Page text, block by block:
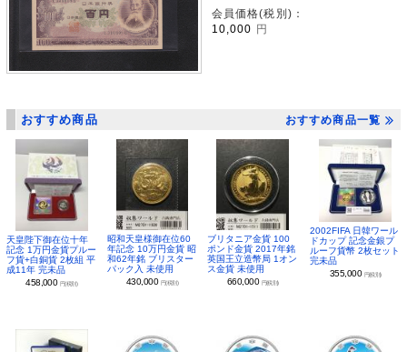
会員価格(税別)：
10,000 円
おすすめ商品 おすすめ商品一覧
天皇陛下御在位十年
記念 1万円金貨プルー
フ貨+白銅貨 2枚組 平
成11年 完未品
458,000 円(税別)
昭和天皇様御在位60
年記念 10万円金貨 昭
和62年銘 ブリスター
パック入 未使用
430,000 円(税別)
ブリタニア金貨 100
ポンド金貨 2017年銘
英国王立造幣局 1オン
ス金貨 未使用
660,000 円(税別)
2002FIFA 日韓ワール
ドカップ 記念金銀プ
ルーフ貨幣 2枚セット
完未品
355,000 円(税別)